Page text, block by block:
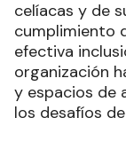
celíacas y de
cumplimiento
efectiva
organización
y espacios de
los desafíos